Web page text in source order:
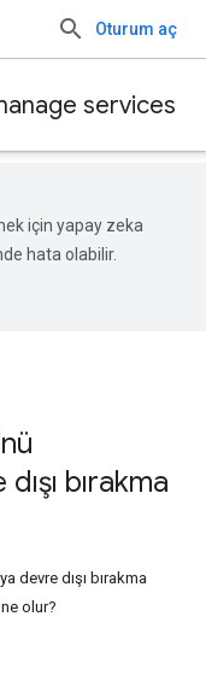
Oturum aç
services
için yapay zeka
hata olabilir.
bırakma
devre dışı bırakma
olur?